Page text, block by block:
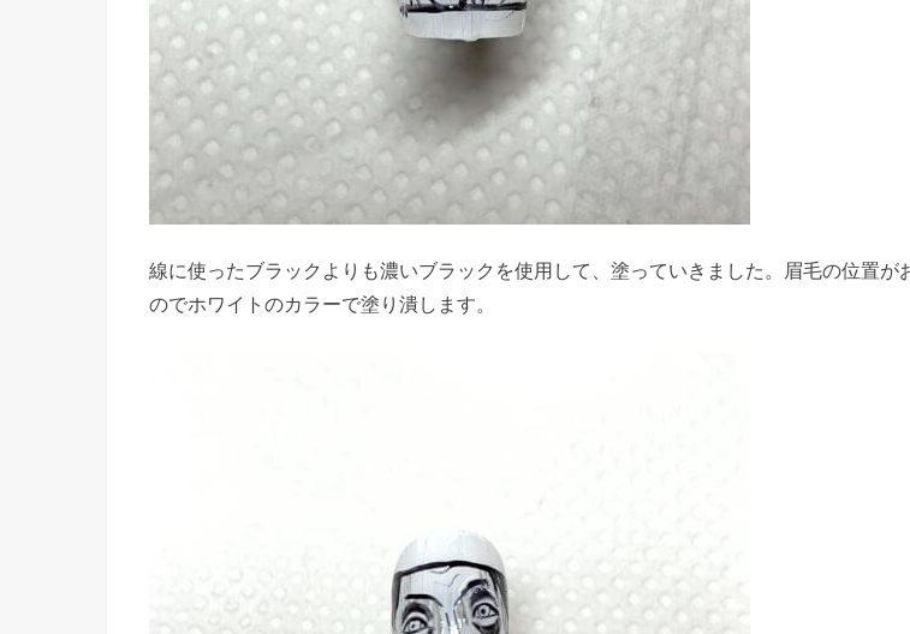
線に使ったブラックよりも濃いブラックを使用して、塗っていきました。眉毛の位置が
のでホワイトのカラーで塗り潰します。